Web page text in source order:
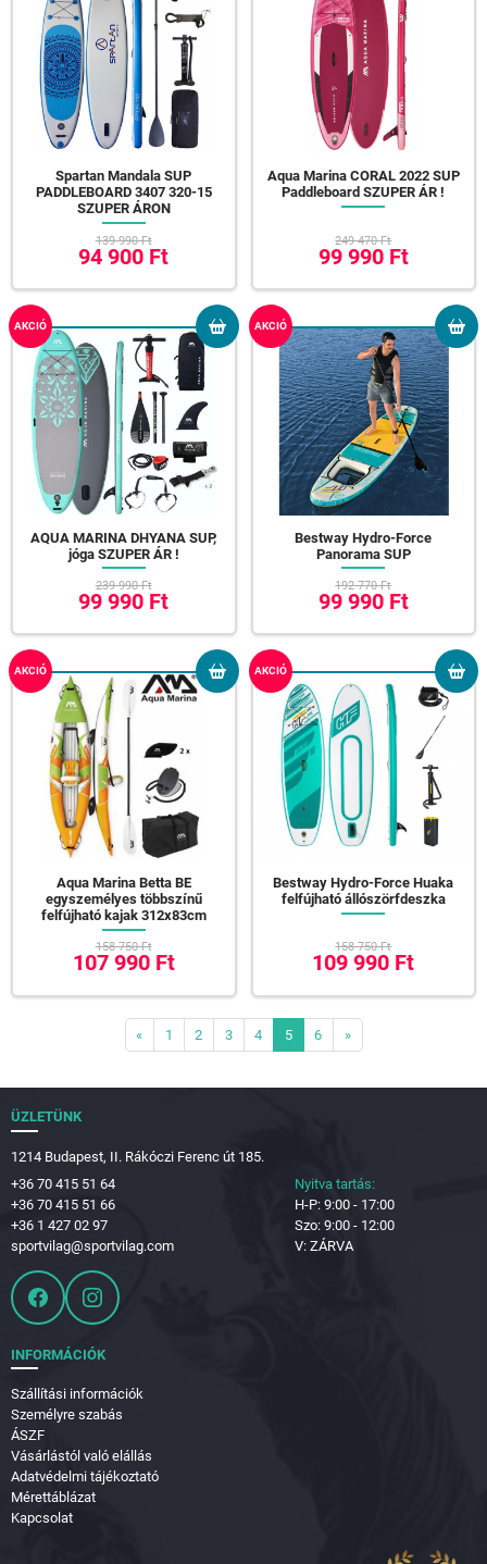
Spartan Mandala SUP
PADDLEBOARD 3407 320-15
SZUPER ÁRON
139 990 Ft
94 900 Ft
Aqua Marina CORAL 2022 SUP
Paddleboard SZUPER ÁR !
249 470 Ft
99 990 Ft
AKCIÓ
AQUA MARINA DHYANA SUP,
jóga SZUPER ÁR !
239 990 Ft
99 990 Ft
AKCIÓ
Bestway Hydro-Force
Panorama SUP
192 770 Ft
99 990 Ft
AKCIÓ
Aqua Marina Betta BE
egyszemélyes többszínű
felfújható kajak 312x83cm
158 750 Ft
107 990 Ft
AKCIÓ
Bestway Hydro-Force Huaka
felfújható állószörfdeszka
158 750 Ft
109 990 Ft
« 1 2 3 4 5 6 »
ÜZLETÜNK
1214 Budapest, II. Rákóczi Ferenc út 185.
+36 70 415 51 64
+36 70 415 51 66
+36 1 427 02 97
sportvilag@sportvilag.com
Nyitva tartás:
H-P: 9:00 - 17:00
Szo: 9:00 - 12:00
V: ZÁRVA
INFORMÁCIÓK
Szállítási információk
Személyre szabás
ÁSZF
Vásárlástól való elállás
Adatvédelmi tájékoztató
Mérettáblázat
Kapcsolat